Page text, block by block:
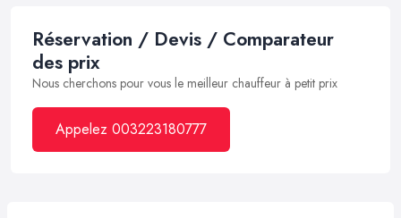
Réservation / Devis / Comparateur
des prix
Nous cherchons pour vous le meilleur chauffeur à petit prix
Appelez 003223180777